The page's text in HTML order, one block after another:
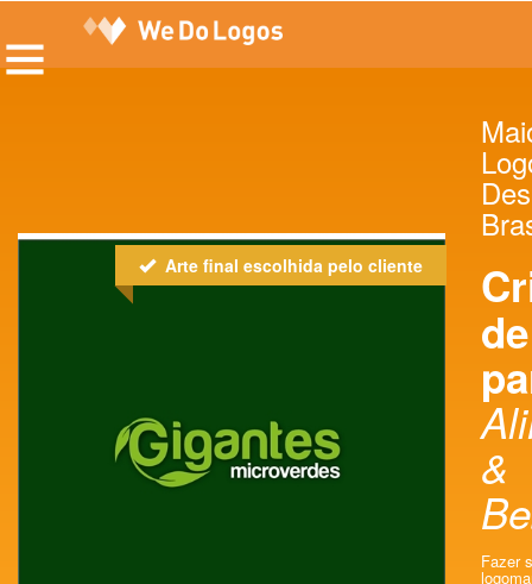
Arte final escolhida pelo cliente
de
&
Fazer